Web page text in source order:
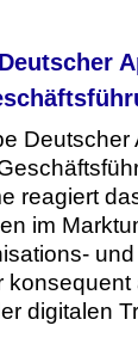
Deutscher
reagiert
im
und
konsequent
digitalen